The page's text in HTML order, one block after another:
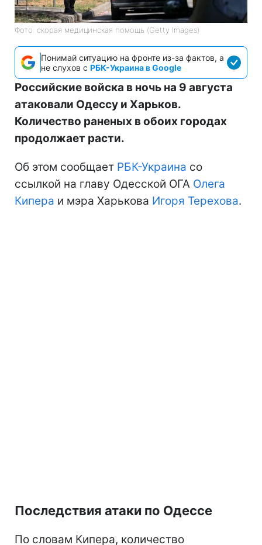
Фото: скорая медицинская помощь (Getty Images)
Понимай ситуацию на фронте из-за фактов, а
не слухов с РБК-Украина в Google
Российские войска в ночь на 9 августа
атаковали Одессу и Харьков.
Количество раненых в обоих городах
продолжает расти.
Об этом сообщает РБК-Украина со
ссылкой на главу Одесской ОГА Олега
Кипера и мэра Харькова Игоря Терехова.
Последствия атаки по Одессе
По словам Кипера, количество